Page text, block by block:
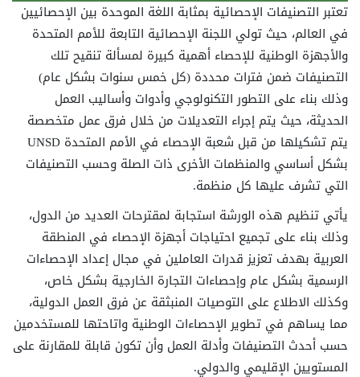
تعتبر التصنيفات الإحصائية بمثابة اللغة الموحدة بين الإحصائيين
في العالم، حيث تولي اللجنة الإحصائية التابعة للأمم المتحدة
والأجهزة الوطنية للإحصاء أهمية كبيرة لمسألة تنقيح تلك
التصنيفات ضمن فترات محددة (كل خمس سنوات بشكل عام)
وذلك بناء على التطور التكنولوجي وأدوات وأساليب العمل
الحديثة، حيث يتم إجراء التعديلات من خلال فرق عمل متخصصة
يتم تشكيلها من قبل شعبة الإحصاء في الأمم المتحدة UNSD
بشكل أساسي والمنظمات الأخرى ذات الصلة وحسب التصنيفات
التي تشرف عليها كل منظمة.
يأتي تنظيم هذه الورشة استجابة لمقترحات العديد من الدول،
وذلك بناء على تجميع احتياجات أجهزة الإحصاء في المنطقة
العربية بهدف تعزيز قدرات العاملين في مجال إعداد الإحصاءات
الرسمية بشكل عام وإحصاءات التجارة الخارجية بشكل خاص،
وكذلك الاطلاع على التوصيات المنبثقة عن فرق العمل الدولية،
مما يساهم في تطوير الإحصاءات الوطنية واتاحتها للمستخدمين
حسب أحدث التصنيفات وأدلة العمل وأن تكون قابلة للمقارنة على
المستويين الإقليمي والدولي.